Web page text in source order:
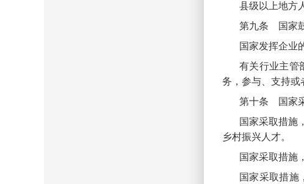
县级以上地方
第九条 国家
国家发挥企业
有关行业主管
务，参与、支持或
第十条 国家
国家采取措施
乡村振兴人才。
国家采取措施
国家采取措施